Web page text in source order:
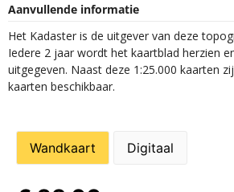
Aanvullende informatie
Het Kadaster is de uitgever van deze
Iedere 2 jaar wordt het kaartblad herzien
uitgegeven. Naast deze 1:25.000 kaarten
kaarten beschikbaar.
Wandkaart Digitaal